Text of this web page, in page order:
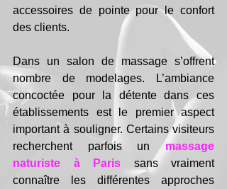
accessoires de pointe pour le confort
des clients.
Dans un salon de massage s’offrent
nombre de modelages. L’ambiance
concoctée pour la détente dans ces
établissements est le premier aspect
important à souligner. Certains visiteurs
recherchent parfois un massage
naturiste à Paris sans vraiment
connaître les différentes approches